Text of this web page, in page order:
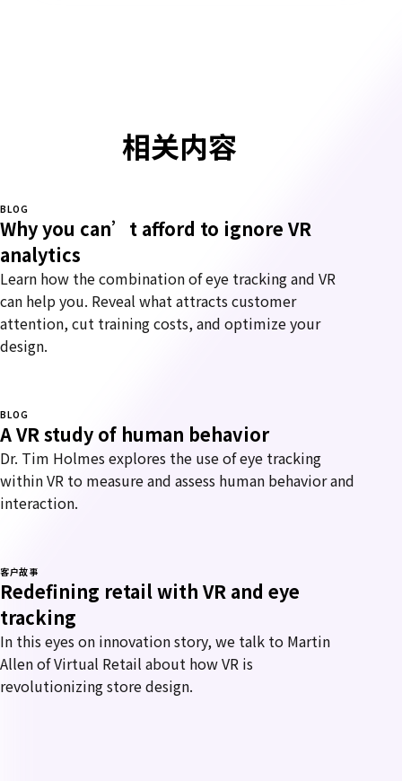
相关内容
BLOG
Why you can’t afford to ignore VR
analytics
Learn how the combination of eye tracking and VR
can help you. Reveal what attracts customer
attention, cut training costs, and optimize your
design.
BLOG
A VR study of human behavior
Dr. Tim Holmes explores the use of eye tracking
within VR to measure and assess human behavior and
interaction.
客户故事
Redefining retail with VR and eye
tracking
In this eyes on innovation story, we talk to Martin
Allen of Virtual Retail about how VR is
revolutionizing store design.